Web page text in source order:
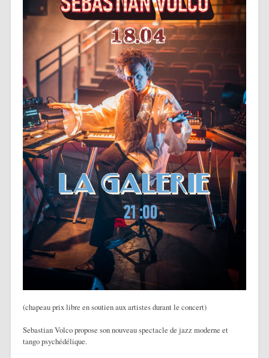
(chapeau prix libre en soutien aux artistes durant le concert)
Sebastian Volco propose son nouveau spectacle de jazz moderne et
tango psychédélique.